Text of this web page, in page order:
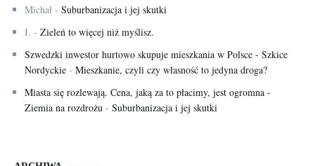
Michał - Suburbanizacja i jej skutki
I. - Zieleń to więcej niż myślisz.
Szwedzki inwestor hurtowo skupuje mieszkania w Polsce - Szkice
Nordyckie - Mieszkanie, czyli czy własność to jedyna droga?
Miasta się rozlewają. Cena, jaką za to płacimy, jest ogromna -
Ziemia na rozdrożu - Suburbanizacja i jej skutki